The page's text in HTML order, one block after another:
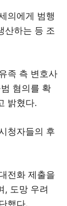
의에게 범행
산하는 등 조
족 측 변호사
혐의를 확
밝혔다.
청자들의 후
전화 제출을
, 도망 우려
했다.